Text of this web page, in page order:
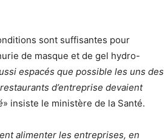
sont suffisantes pour
de masque et de gel hydro-
espacés que possible les uns des
d’entreprise devaient
» insiste le ministère de la Santé.
alimenter les entreprises, en